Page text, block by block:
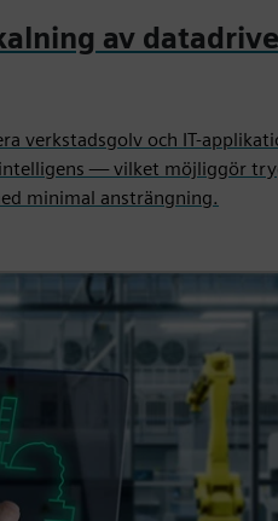
av
verkstadsgolv och IT-
— vilket möjliggör
minimal ansträngning.